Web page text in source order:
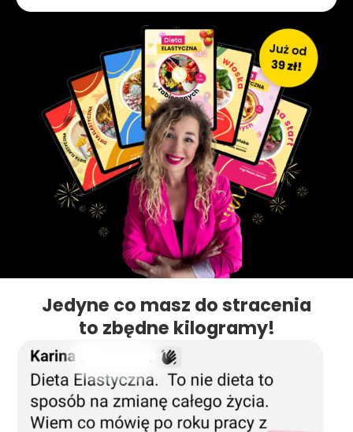
Jedyne co masz do stracenia
to zbędne kilogramy!